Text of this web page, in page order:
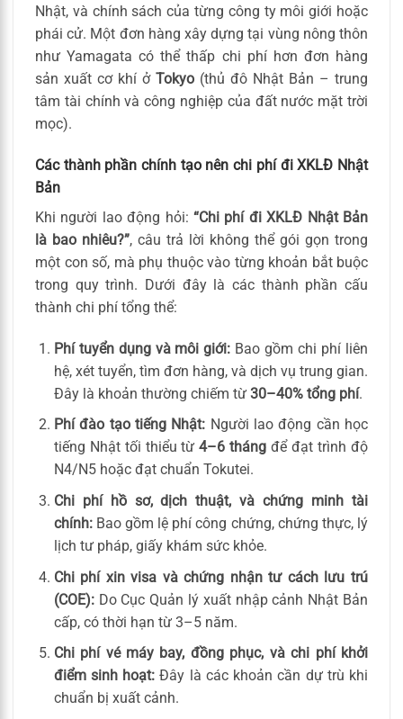
Nhật, và chính sách của từng công ty môi giới hoặc
phái cử. Một đơn hàng xây dựng tại vùng nông thôn
như Yamagata có thể thấp chi phí hơn đơn hàng
sản xuất cơ khí ở Tokyo (thủ đô Nhật Bản – trung
tâm tài chính và công nghiệp của đất nước mặt trời
mọc).
Các thành phần chính tạo nên chi phí đi XKLĐ Nhật
Bản
Khi người lao động hỏi: “Chi phí đi XKLĐ Nhật Bản
là bao nhiêu?”, câu trả lời không thể gói gọn trong
một con số, mà phụ thuộc vào từng khoản bắt buộc
trong quy trình. Dưới đây là các thành phần cấu
thành chi phí tổng thể:
Phí tuyển dụng và môi giới: Bao gồm chi phí liên
hệ, xét tuyển, tìm đơn hàng, và dịch vụ trung gian.
Đây là khoản thường chiếm từ 30–40% tổng phí.
Phí đào tạo tiếng Nhật: Người lao động cần học
tiếng Nhật tối thiểu từ4–6 tháng để đạt trình độ
N4/N5 hoặc đạt chuẩn Tokutei.
Chi phí hồ sơ, dịch thuật, và chứng minh tài
chính:Bao gồm lệ phí công chứng, chứng thực, lý
lịch tư pháp, giấy khám sức khỏe.
Chi phí xin visa và chứng nhận tư cách lưu trú
(COE):Do Cục Quản lý xuất nhập cảnh Nhật Bản
cấp, có thời hạn từ 3–5 năm.
Chi phí vé máy bay, đồng phục, và chi phí khởi
điểm sinh hoạt: Đây là các khoản cần dự trù khi
chuẩn bị xuất cảnh.